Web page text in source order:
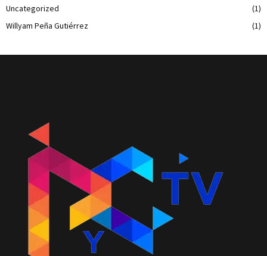
Uncategorized
(1)
Willyam Peña Gutiérrez
(1)